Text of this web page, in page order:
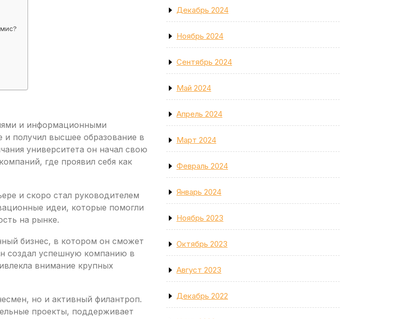
и информационными
получил высшее образование в
университета он начал свою
где проявил себя как
и скоро стал руководителем
идеи, которые помогли
на рынке.
бизнес, в котором он сможет
создал успешную компанию в
внимание крупных
но и активный филантроп.
проекты, поддерживает
Декабрь 2024
Ноябрь 2024
Сентябрь 2024
Май 2024
Апрель 2024
Март 2024
Февраль 2024
Январь 2024
Ноябрь 2023
Октябрь 2023
Август 2023
Декабрь 2022